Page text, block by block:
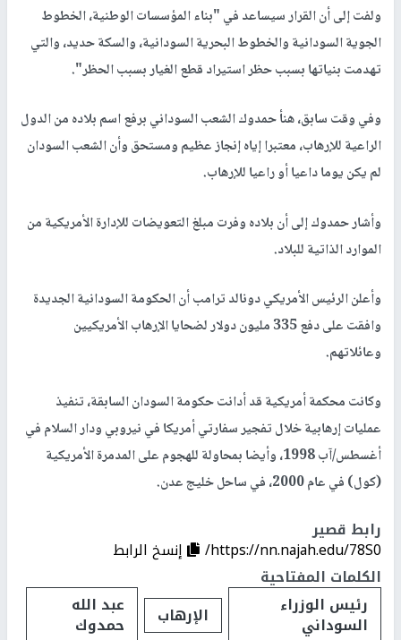
ولفت إلى أن القرار سيساعد في "بناء المؤسسات الوطنية، الخطوط
الجوية السودانية والخطوط البحرية السودانية، والسكة حديد، والتي
تهدمت بنياتها بسبب حظر استيراد قطع الغيار بسبب الحظر".
وفي وقت سابق، هنأ حمدوك الشعب السوداني برفع اسم بلاده من الدول
الراعية للإرهاب، معتبرا إياه إنجاز عظيم ومستحق وأن الشعب السودان
لم يكن يوما داعيا أو راعيا للإرهاب.
وأشار حمدوك إلى أن بلاده وفرت مبلغ التعويضات للإدارة الأمريكية من
الموارد الذاتية للبلاد.
وأعلن الرئيس الأمريكي دونالد ترامب أن الحكومة السودانية الجديدة
وافقت على دفع 335 مليون دولار لضحايا الإرهاب الأمريكيين
وعائلاتهم.
وكانت محكمة أمريكية قد أدانت حكومة السودان السابقة، تنفيذ
عمليات إرهابية خلال تفجير سفارتي أمريكا في نيروبي ودار السلام في
أغسطس/آب 1998، وأيضا بمحاولة للهجوم على المدمرة الأمريكية
(كول) في عام 2000، في ساحل خليج عدن.
رابط قصير
https://nn.najah.edu/78S0/
إنسخ الرابط
الكلمات المفتاحية
رئيس الوزراء
السوداني الإرهاب عبد الله
حمدوك